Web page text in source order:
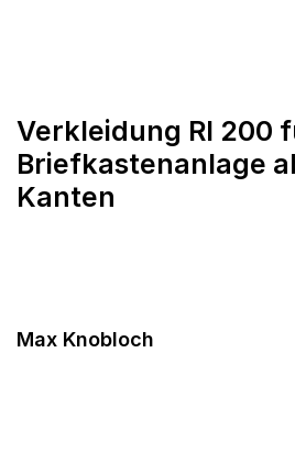
Verkleidung RI 200
Briefkastenanlage
Kanten
Max Knobloch